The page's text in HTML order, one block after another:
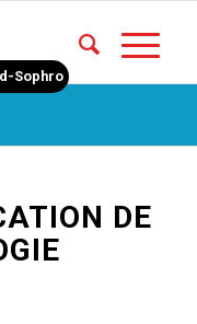
Sophro
DE